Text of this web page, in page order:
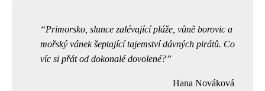
Primorsko, slunce zalévající pláže, vůně borovic a
mořský vánek šeptající tajemství dávných pirátů. Co
víc si přát od dokonalé dovolené?
Hana Nováková